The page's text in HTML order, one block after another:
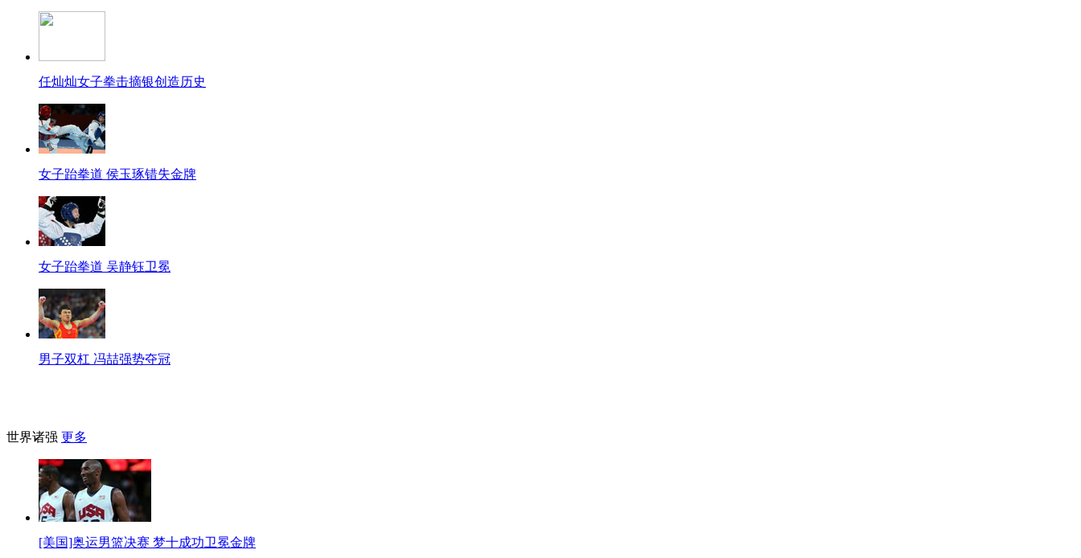
任灿灿女子拳击摘银创造历史
女子跆拳道 侯玉琢错失金牌
女子跆拳道 吴静钰卫冕
男子双杠 冯喆强势夺冠
世界诸强 更多
[美国]奥运男篮决赛 梦十成功卫冕金牌